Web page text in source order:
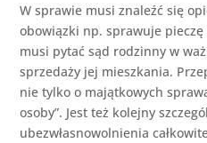
W sprawie musi znaleźć się
obowiązki np. sprawuje
musi pytać sąd rodzinny w
sprzedaży jej mieszkania.
nie tylko o majątkowych
osoby”. Jest też kolejny
ubezwłasnowolnienia